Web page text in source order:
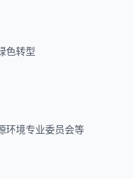
色转型
环境专业委员会等